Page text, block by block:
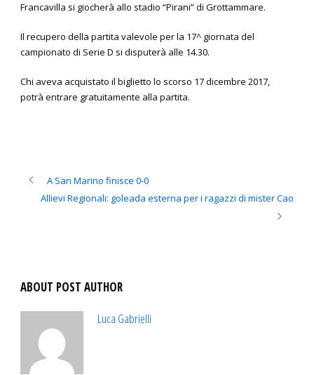
Francavilla si giocherà allo stadio “Pirani” di Grottammare.
Il recupero della partita valevole per la 17^ giornata del
campionato di Serie D si disputerà alle 14.30.
Chi aveva acquistato il biglietto lo scorso 17 dicembre 2017,
potrà entrare gratuitamente alla partita.
A San Marino finisce 0-0
Allievi Regionali: goleada esterna per i ragazzi di mister Cao
ABOUT POST AUTHOR
Luca Gabrielli